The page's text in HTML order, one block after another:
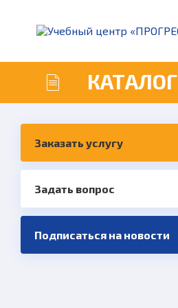
КАТАЛОГ
Заказать услугу
Задать вопрос
Подписаться на новости